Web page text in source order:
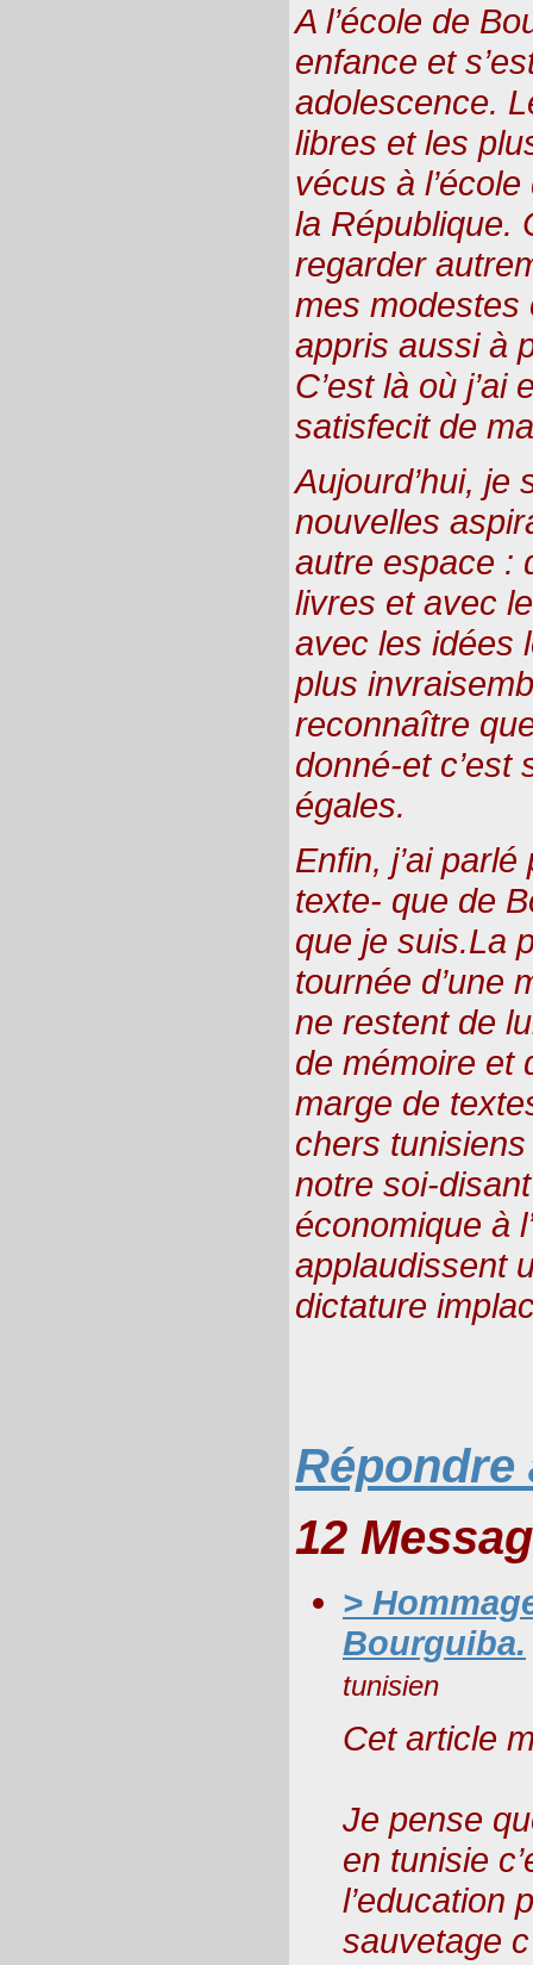
A l’école de
enfance et
adolescence.
libres et les
vécus à
la République.
regarder
mes modestes
appris aussi à
C’est là où
satisfecit de
Aujourd’hui, je
nouvelles
autre espace :
livres et avec
avec les idées
plus
reconnaître
donné-et c’est
égales.
Enfin, j’ai
texte- que de
que je suis.La
tournée d’une
ne restent de
de mémoire et
marge de
chers
notre soi-
économique à
applaudissent
dictature
Répondre
12
>
Bourguiba.
tunisien
Cet article
Je pense
en tunisie
l’education
sauvetage